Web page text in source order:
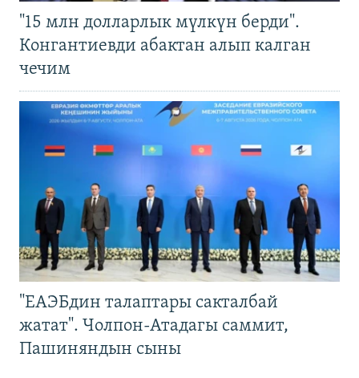
"15 млн долларлык мүлкүн берди".
Конгантиевди абактан алып калган
чечим
"ЕАЭБдин талаптары сакталбай
жатат". Чолпон-Атадагы саммит,
Пашиняндын сыны